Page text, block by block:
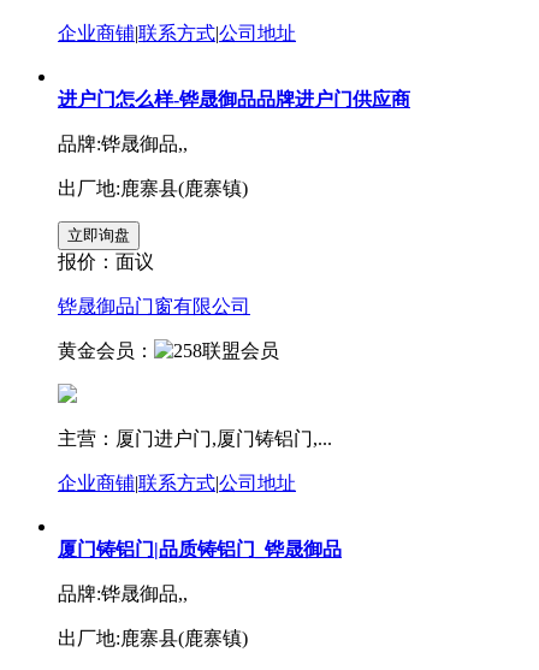
企业商铺|联系方式|公司地址
进户门怎么样-铧晟御品品牌进户门供应商
品牌:铧晟御品,,
出厂地:鹿寨县(鹿寨镇)
报价： 面议
铧晟御品门窗有限公司
黄金会员：
主营：厦门进户门,厦门铸铝门,...
企业商铺|联系方式|公司地址
厦门铸铝门|品质铸铝门_铧晟御品
品牌:铧晟御品,,
出厂地:鹿寨县(鹿寨镇)